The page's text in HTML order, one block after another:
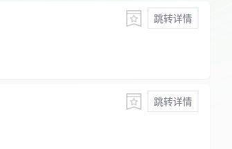
跳转详情
跳转详情